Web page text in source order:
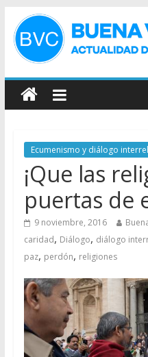
Ecumenismo y diálogo
¡Que las
puertas de
9 noviembre, 2016
caridad, Diálogo, diálogo
paz, perdón, religiones